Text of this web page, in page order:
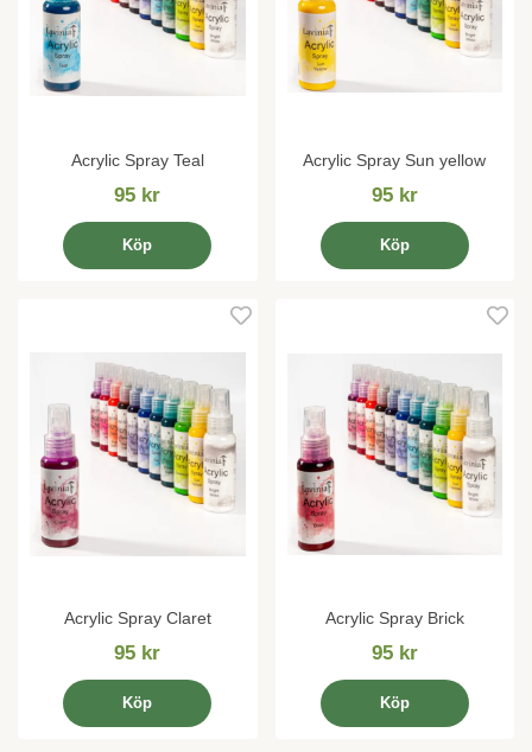
Acrylic Spray Teal
95 kr
Köp
Acrylic Spray Sun yellow
95 kr
Köp
Acrylic Spray Claret
95 kr
Köp
Acrylic Spray Brick
95 kr
Köp